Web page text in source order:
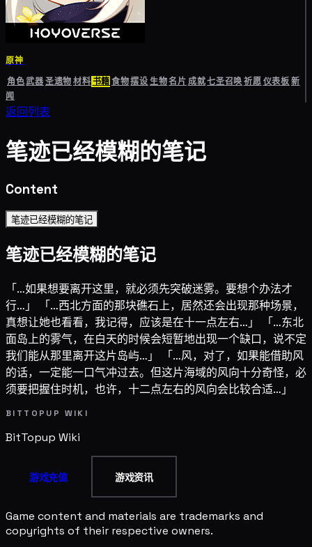
原神
角色武器圣遗物材料书籍食物摆设生物名片成就七圣召唤祈愿仪表板新
闻
返回列表
笔迹已经模糊的笔记
Content
笔迹已经模糊的笔记
笔迹已经模糊的笔记
「…如果想要离开这里，就必须先突破迷雾。要想个办法才
行…」 「…西北方面的那块礁石上，居然还会出现那种场景，
真想让她也看看，我记得，应该是在十一点左右…」 「…东北
面岛上的雾气，在白天的时候会短暂地出现一个缺口，说不定
我们能从那里离开这片岛屿…」 「…风，对了，如果能借助风
的话，一定能一口气冲过去。但这片海域的风向十分奇怪，必
须要把握住时机，也许，十二点左右的风向会比较合适…」
BITTOPUP WIKI
BitTopup Wiki
游戏充值 游戏资讯
Game content and materials are trademarks and
copyrights of their respective owners.